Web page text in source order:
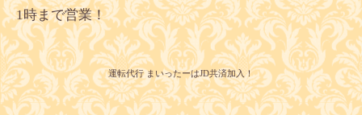
1時まで営業！
運転代行 まいったーはJD共済加入！